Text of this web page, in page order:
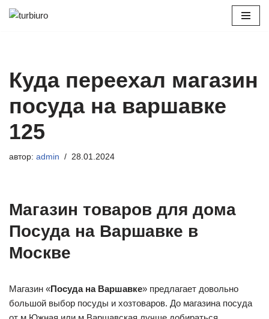
Куда переехал магазин
посуда на варшавке
125
автор: admin 28.01.2024
Магазин товаров для дома
Посуда на Варшавке в
Москве
Магазин «Посуда на Варшавке» предлагает довольно
большой выбор посуды и хозтоваров. До магазина посуда